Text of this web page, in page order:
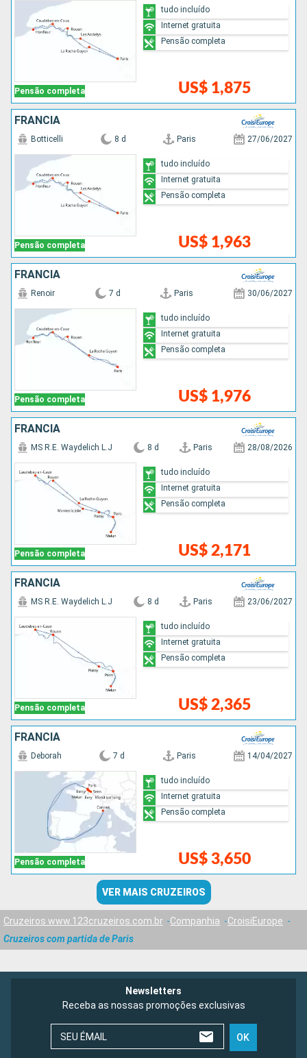
Pensão completa US$ 1,875
tudo incluído
Internet gratuita
Pensão completa
FRANCIA
Pensão completa
Botticelli 8 d Paris 27/06/2027
US$ 1,963
tudo incluído
Internet gratuita
Pensão completa
FRANCIA
Pensão completa
Renoir 7 d Paris 30/06/2027
US$ 1,976
tudo incluído
Internet gratuita
Pensão completa
FRANCIA
Pensão completa
MS R.E. Waydelich L.J 8 d Paris 28/08/2026
US$ 2,171
tudo incluído
Internet gratuita
Pensão completa
FRANCIA
Pensão completa
MS R.E. Waydelich L.J 8 d Paris 23/06/2027
US$ 2,365
tudo incluído
Internet gratuita
Pensão completa
FRANCIA
Pensão completa
Deborah 7 d Paris 14/04/2027
US$ 3,650
tudo incluído
Internet gratuita
Pensão completa
VER MAIS CRUZEIROS
Cruzeiros www.123cruzeiros.com.br Companhia
CroisiEurope
Cruzeiros com partida de Paris
Newsletters
Receba as nossas promoções exclusivas
SEU ÉMAIL OK